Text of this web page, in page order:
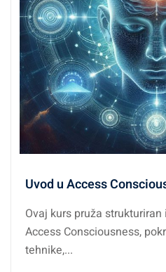
Uvod u Access
Ovaj kurs pruža
Access Consciousness,
tehnike,...